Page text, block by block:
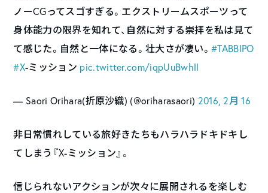
ノーCGってスゴすぎる。エクストリームスポーツって
身体能力の限界を知れて、自然に対する崇拝を私は見て
て感じた。自然と一体になる。壮大さが凄い。#TABBIPO
#X-ミッション pic.twitter.com/iqpUuBwhll
— Saori Orihara(折原沙織) (@oriharasaori) 2016, 2月 16
非日常慣れしている旅好きたちもハラハラドキドキし
てしまう『X-ミッション』。
信じられないアクションが次々に展開されるを楽しむ